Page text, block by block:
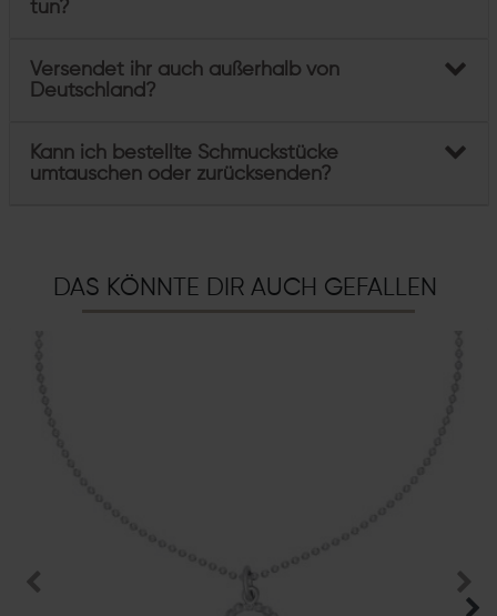
tun?
Versendet ihr auch außerhalb von
Deutschland?
Kann ich bestellte Schmuckstücke
umtauschen oder zurücksenden?
DAS KÖNNTE DIR AUCH GEFALLEN